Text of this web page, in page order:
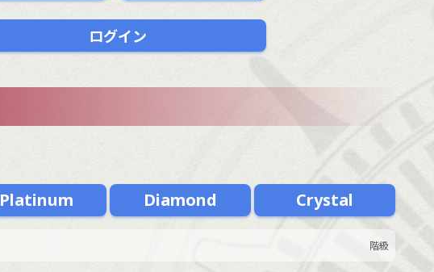
ログイン
Platinum Diamond Crystal
階級